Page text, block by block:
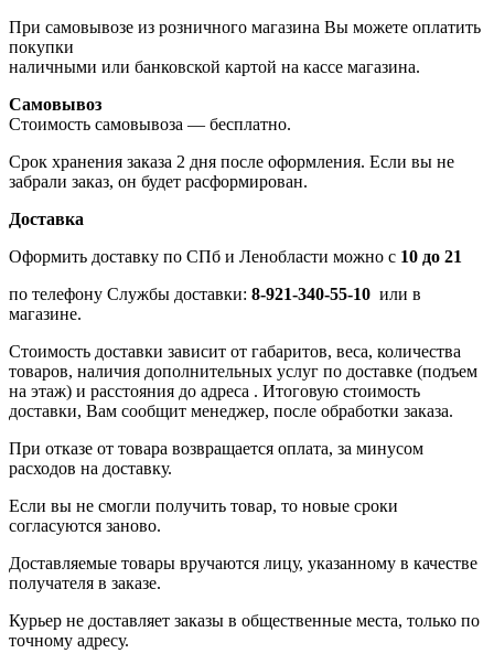
При самовывозе из розничного магазина Вы можете оплатить
покупки
наличными или банковской картой на кассе магазина.
Самовывоз
Стоимость самовывоза — бесплатно.
Срок хранения заказа 2 дня после оформления. Если вы не
забрали заказ, он будет расформирован.
Доставка
Оформить доставку по СПб и Ленобласти можно с 10 до 21
по телефону Службы доставки: 8-921-340-55-10 или в
магазине.
Стоимость доставки зависит от габаритов, веса, количества
товаров, наличия дополнительных услуг по доставке (подъем
на этаж) и расстояния до адреса . Итоговую стоимость
доставки, Вам сообщит менеджер, после обработки заказа.
При отказе от товара возвращается оплата, за минусом
расходов на доставку.
Если вы не смогли получить товар, то новые сроки
согласуются заново.
Доставляемые товары вручаются лицу, указанному в качестве
получателя в заказе.
Курьер не доставляет заказы в общественные места, только по
точному адресу.